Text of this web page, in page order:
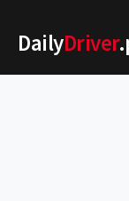
DailyDriver